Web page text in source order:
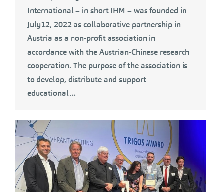
International – in short IHM – was founded in
July12, 2022 as collaborative partnership in
Austria as a non-profit association in
accordance with the Austrian-Chinese research
cooperation. The purpose of the association is
to develop, distribute and support
educational…